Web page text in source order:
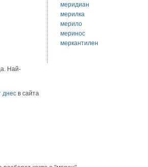
Най-
днес в сайта
меридиан
мерилка
мерило
меринос
меркантилен